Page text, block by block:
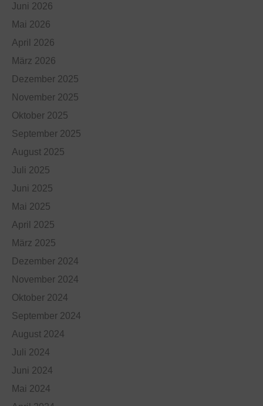
Juni 2026
Mai 2026
April 2026
März 2026
Dezember 2025
November 2025
Oktober 2025
September 2025
August 2025
Juli 2025
Juni 2025
Mai 2025
April 2025
März 2025
Dezember 2024
November 2024
Oktober 2024
September 2024
August 2024
Juli 2024
Juni 2024
Mai 2024